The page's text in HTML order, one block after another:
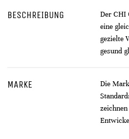
BESCHREIBUNG
Der CHI
eine
gezielte
gesund
MARKE
Die